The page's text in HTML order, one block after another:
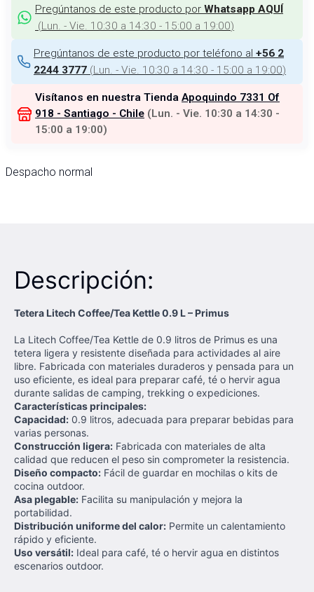
Pregúntanos de este producto por Whatsapp AQUÍ
(Lun. - Vie. 10:30 a 14:30 - 15:00 a 19:00)
Pregúntanos de este producto por teléfono al +56 2
2244 3777 (Lun. - Vie. 10:30 a 14:30 - 15:00 a 19:00)
Visítanos en nuestra Tienda Apoquindo 7331 Of
918 - Santiago - Chile (Lun. - Vie. 10:30 a 14:30 -
15:00 a 19:00)
Despacho normal
Descripción:
Tetera Litech Coffee/Tea Kettle 0.9 L – Primus
La Litech Coffee/Tea Kettle de 0.9 litros de Primus es una
tetera ligera y resistente diseñada para actividades al aire
libre. Fabricada con materiales duraderos y pensada para un
uso eficiente, es ideal para preparar café, té o hervir agua
durante salidas de camping, trekking o expediciones.
Características principales:
Capacidad: 0.9 litros, adecuada para preparar bebidas para
varias personas.
Construcción ligera: Fabricada con materiales de alta
calidad que reducen el peso sin comprometer la resistencia.
Diseño compacto: Fácil de guardar en mochilas o kits de
cocina outdoor.
Asa plegable: Facilita su manipulación y mejora la
portabilidad.
Distribución uniforme del calor: Permite un calentamiento
rápido y eficiente.
Uso versátil: Ideal para café, té o hervir agua en distintos
escenarios outdoor.